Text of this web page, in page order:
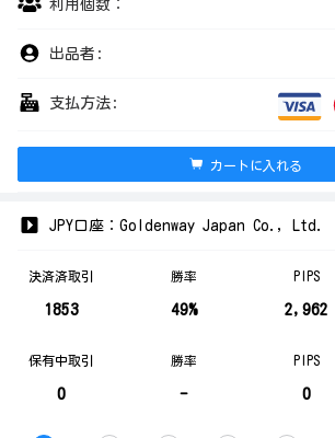
利用個数：
出品者:
支払方法:
カートに入れる
JPY口座：Goldenway Japan Co., Ltd.
決済済取引
1853
勝率
49%
PIPS
2,962
保有中取引
0
勝率
-
PIPS
0